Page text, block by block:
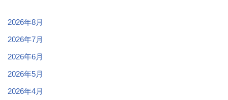
2026年8月
2026年7月
2026年6月
2026年5月
2026年4月